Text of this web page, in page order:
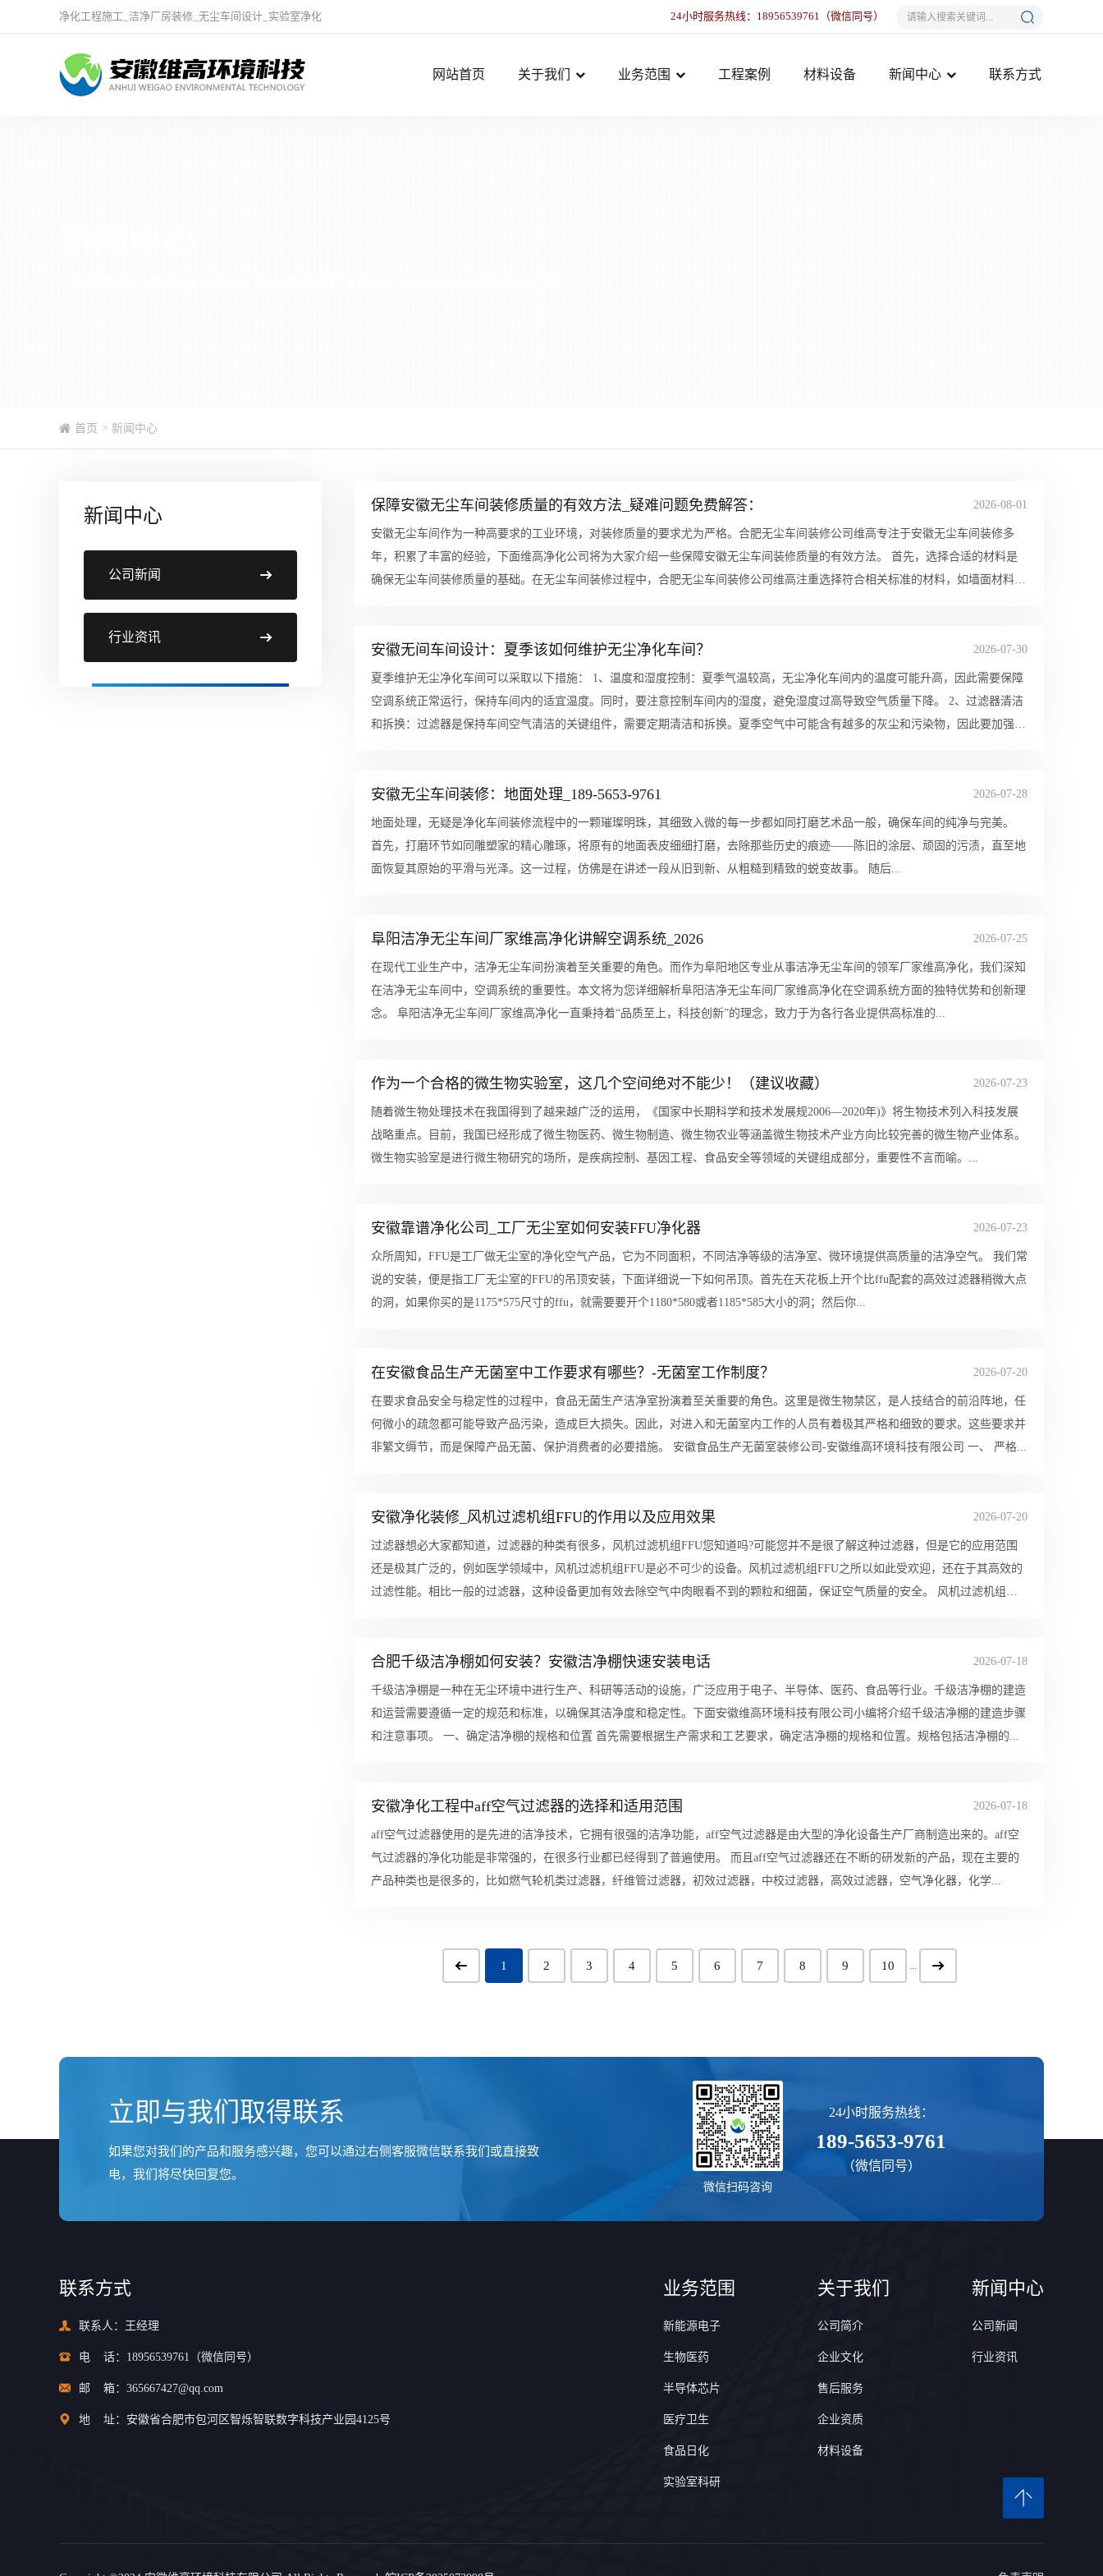
净化工程施工 洁净厂房装修 无尘车间设计 实验室净化 24小时服务热线： 18956539761 （微信同号）
网站首页 关于我们 业务范围 工程案例 材料设备 新闻中心 联系方式
首页 > 新闻中心
新闻中心
公司新闻
行业资讯
保障安徽无尘车间装修质量的有效方法_疑难问题免费解答： 2026-08-01
安徽无尘车间作为一种高要求的工业环境，对装修质量的要求尤为严格。合肥无尘车间装修公司维高专注于安徽无尘车间装修多
年，积累了丰富的经验，下面维高净化公司将为大家介绍一些保障安徽无尘车间装修质量的有效方法。 首先，选择合适的材料是
确保无尘车间装修质量的基础。在无尘车间装修过程中，合肥无尘车间装修公司维高注重选择符合相关标准的材料，如墙面材料、
安徽无间车间设计：夏季该如何维护无尘净化车间？ 2026-07-30
夏季维护无尘净化车间可以采取以下措施： 1、温度和湿度控制：夏季气温较高，无尘净化车间内的温度可能升高，因此需要保障
空调系统正常运行，保持车间内的适宜温度。同时，要注意控制车间内的湿度，避免湿度过高导致空气质量下降。 2、过滤器清洁
和拆换：过滤器是保持车间空气清洁的关键组件，需要定期清洁和拆换。夏季空气中可能含有越多的灰尘和污染物，因此要加强对
安徽无尘车间装修：地面处理_189-5653-9761 2026-07-28
地面处理，无疑是净化车间装修流程中的一颗璀璨明珠，其细致入微的每一步都如同打磨艺术品一般，确保车间的纯净与完美。
首先，打磨环节如同雕塑家的精心雕琢，将原有的地面表皮细细打磨，去除那些历史的痕迹——陈旧的涂层、顽固的污渍，直至地
面恢复其原始的平滑与光泽。这一过程，仿佛是在讲述一段从旧到新、从粗糙到精致的蜕变故事。 随后...
阜阳洁净无尘车间厂家维高净化讲解空调系统_2026 2026-07-25
在现代工业生产中，洁净无尘车间扮演着至关重要的角色。而作为阜阳地区专业从事洁净无尘车间的领军厂家维高净化，我们深知
在洁净无尘车间中，空调系统的重要性。本文将为您详细解析阜阳洁净无尘车间厂家维高净化在空调系统方面的独特优势和创新理
念。 阜阳洁净无尘车间厂家维高净化一直秉持着“品质至上，科技创新”的理念，致力于为各行各业提供高标准的...
作为一个合格的微生物实验室，这几个空间绝对不能少！（建议收藏） 2026-07-23
随着微生物处理技术在我国得到了越来越广泛的运用，《国家中长期科学和技术发展规2006—2020年)》将生物技术列入科技发展
战略重点。目前，我国已经形成了微生物医药、微生物制造、微生物农业等涵盖微生物技术产业方向比较完善的微生物产业体系。
微生物实验室是进行微生物研究的场所，是疾病控制、基因工程、食品安全等领域的关键组成部分，重要性不言而喻。...
安徽靠谱净化公司_工厂无尘室如何安装FFU净化器 2026-07-23
众所周知，FFU是工厂做无尘室的净化空气产品，它为不同面积，不同洁净等级的洁净室、微环境提供高质量的洁净空气。 我们常
说的安装，便是指工厂无尘室的FFU的吊顶安装，下面详细说一下如何吊顶。首先在天花板上开个比ffu配套的高效过滤器稍微大点
的洞，如果你买的是1175*575尺寸的ffu，就需要要开个1180*580或者1185*585大小的洞；然后你...
在安徽食品生产无菌室中工作要求有哪些？-无菌室工作制度？ 2026-07-20
在要求食品安全与稳定性的过程中，食品无菌生产洁净室扮演着至关重要的角色。这里是微生物禁区，是人技结合的前沿阵地，任
何微小的疏忽都可能导致产品污染，造成巨大损失。因此，对进入和无菌室内工作的人员有着极其严格和细致的要求。这些要求并
非繁文缛节，而是保障产品无菌、保护消费者的必要措施。 安徽食品生产无菌室装修公司-安徽维高环境科技有限公司 一、 严格...
安徽净化装修_风机过滤机组FFU的作用以及应用效果 2026-07-20
过滤器想必大家都知道，过滤器的种类有很多，风机过滤机组FFU您知道吗?可能您并不是很了解这种过滤器，但是它的应用范围
还是极其广泛的，例如医学领域中，风机过滤机组FFU是必不可少的设备。风机过滤机组FFU之所以如此受欢迎，还在于其高效的
过滤性能。相比一般的过滤器，这种设备更加有效去除空气中肉眼看不到的颗粒和细菌，保证空气质量的安全。 风机过滤机组
合肥千级洁净棚如何安装？安徽洁净棚快速安装电话 2026-07-18
千级洁净棚是一种在无尘环境中进行生产、科研等活动的设施，广泛应用于电子、半导体、医药、食品等行业。千级洁净棚的建造
和运营需要遵循一定的规范和标准，以确保其洁净度和稳定性。下面安徽维高环境科技有限公司小编将介绍千级洁净棚的建造步骤
和注意事项。 一、确定洁净棚的规格和位置 首先需要根据生产需求和工艺要求，确定洁净棚的规格和位置。规格包括洁净棚的...
安徽净化工程中aff空气过滤器的选择和适用范围 2026-07-18
aff空气过滤器使用的是先进的洁净技术，它拥有很强的洁净功能，aff空气过滤器是由大型的净化设备生产厂商制造出来的。aff空
气过滤器的净化功能是非常强的，在很多行业都已经得到了普遍使用。 而且aff空气过滤器还在不断的研发新的产品，现在主要的
产品种类也是很多的，比如燃气轮机类过滤器，纤维管过滤器，初效过滤器，中校过滤器，高效过滤器，空气净化器，化学...
1 2 3 4 5 6 7 8 9 10 ...
立即与我们取得联系
如果您对我们的产品和服务感兴趣，您可以通过右侧客服微信联系我们或直接致
电，我们将尽快回复您。
微信扫码咨询
24小时服务热线：
189-5653-9761
（微信同号）
>
联系方式
联系人：王经理
电 话： 18956539761 （微信同号）
邮 箱： 365667427@qq.com
地 址：安徽省合肥市包河区智烁智联数字科技产业园4125号
业务范围
新能源电子
生物医药
半导体芯片
医疗卫生
食品日化
实验室科研
关于我们
公司简介
企业文化
售后服务
企业资质
材料设备
新闻中心
公司新闻
行业资讯